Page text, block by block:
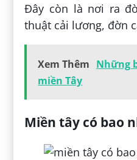
Đây còn là nơi ra
thuật cải lương, đờn
Xem Thêm Những
miền Tây
Miền tây có bao